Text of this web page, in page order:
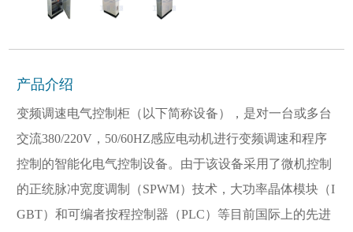
产品介绍
变频调速电气控制柜（以下简称设备），是对一台或多台
交流380/220V，50/60HZ感应电动机进行变频调速和程序
控制的智能化电气控制设备。由于该设备采用了微机控制
的正统脉冲宽度调制（SPWM）技术，大功率晶体模块（I
GBT）和可编者按程控制器（PLC）等目前国际上的先进